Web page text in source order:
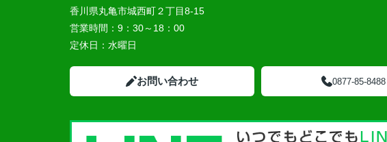
香川県丸亀市城西町２丁目8-15
営業時間： 9：30～18：00
定休日： 水曜日
お問い合わせ 0877-85-8488